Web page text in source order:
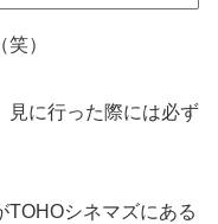
）
見に行った際には必ず
TOHOシネマズにある